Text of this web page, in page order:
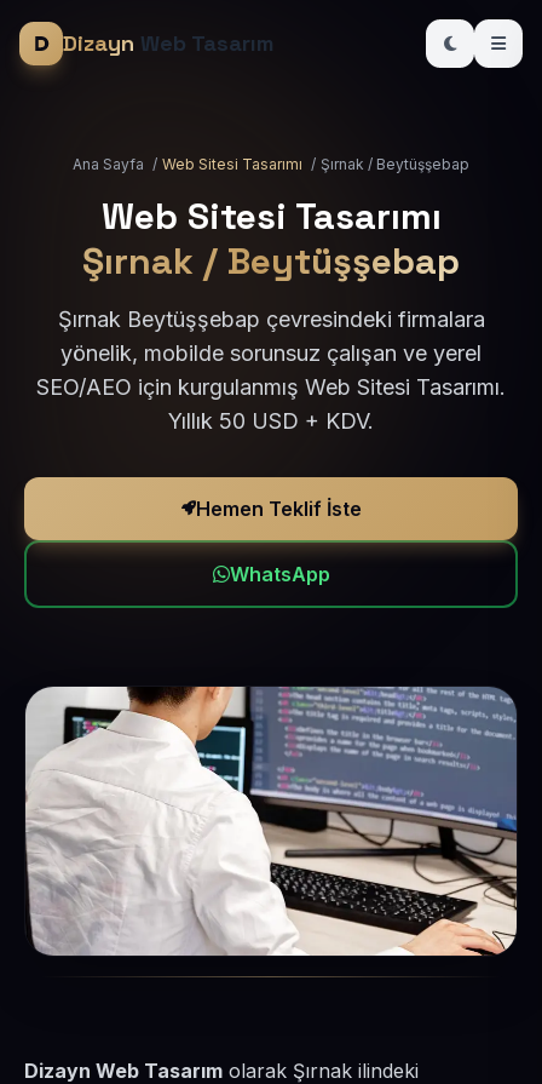
Dizayn Web Tasarım
Ana Sayfa / Web Sitesi Tasarımı / Şırnak / Beytüşşebap
Web Sitesi Tasarımı
Şırnak / Beytüşşebap
Şırnak Beytüşşebap çevresindeki firmalara
yönelik, mobilde sorunsuz çalışan ve yerel
SEO/AEO için kurgulanmış Web Sitesi Tasarımı.
Yıllık 50 USD + KDV.
Hemen Teklif İste
WhatsApp
Dizayn Web Tasarım olarak Şırnak ilindeki